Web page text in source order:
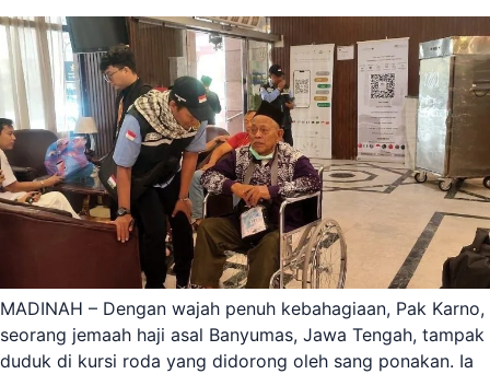
MADINAH – Dengan wajah penuh kebahagiaan, Pak Karno,
seorang jemaah haji asal Banyumas, Jawa Tengah, tampak
duduk di kursi roda yang didorong oleh sang ponakan. Ia